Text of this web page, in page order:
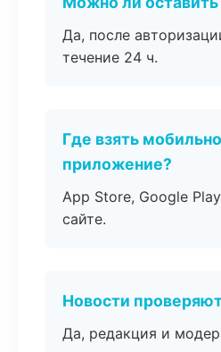
Да, после
течение 24 ч.
Где взять
приложение?
App Store, Google
сайте.
Новости
Да, редакция и